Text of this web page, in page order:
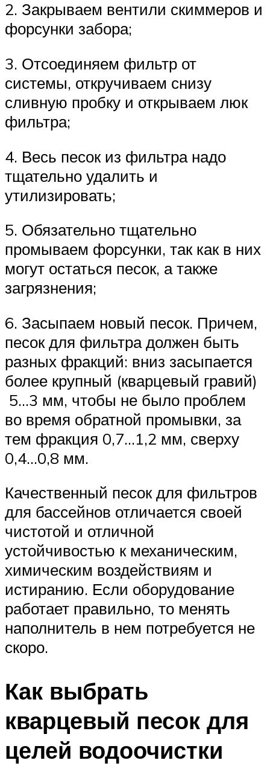
2. Закрываем вентили скиммеров и
форсунки забора;
3. Отсоединяем фильтр от
системы, откручиваем снизу
сливную пробку и открываем люк
фильтра;
4. Весь песок из фильтра надо
тщательно удалить и
утилизировать;
5. Обязательно тщательно
промываем форсунки, так как в них
могут остаться песок, а также
загрязнения;
6. Засыпаем новый песок. Причем,
песок для фильтра должен быть
разных фракций: вниз засыпается
более крупный (кварцевый гравий)
5…3 мм, чтобы не было проблем
во время обратной промывки, за
тем фракция 0,7…1,2 мм, сверху
0,4…0,8 мм.
Качественный песок для фильтров
для бассейнов отличается своей
чистотой и отличной
устойчивостью к механическим,
химическим воздействиям и
истиранию. Если оборудование
работает правильно, то менять
наполнитель в нем потребуется не
скоро.
Как выбрать
кварцевый песок для
целей водоочистки